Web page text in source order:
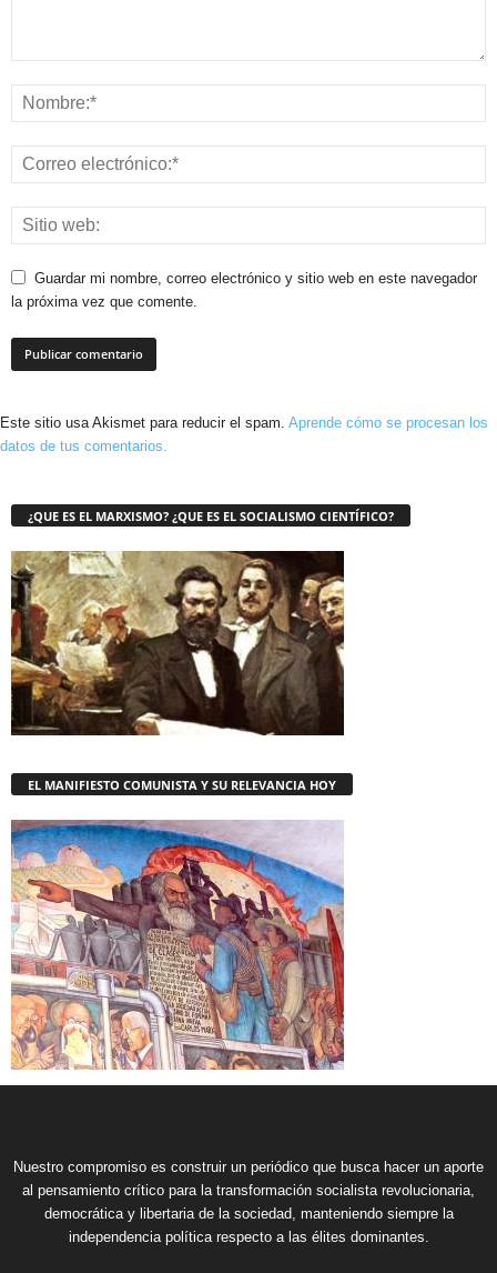
Guardar mi nombre, correo electrónico y sitio web en este navegador
la próxima vez que comente.
Este sitio usa Akismet para reducir el spam. Aprende cómo se procesan los
datos de tus comentarios.
¿QUE ES EL MARXISMO? ¿QUE ES EL SOCIALISMO CIENTÍFICO?
EL MANIFIESTO COMUNISTA Y SU RELEVANCIA HOY
Nuestro compromiso es construir un periódico que busca hacer un aporte
al pensamiento crítico para la transformación socialista revolucionaria,
democrática y libertaria de la sociedad, manteniendo siempre la
independencia política respecto a las élites dominantes.